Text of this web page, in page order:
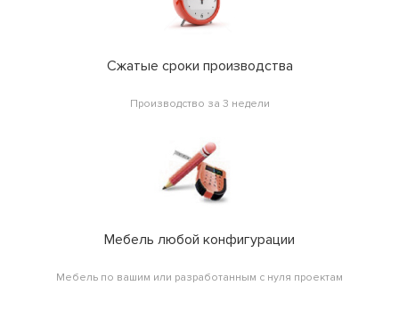
Сжатые сроки производства
Производство за 3 недели
Мебель любой конфигурации
Мебель по вашим или разработанным с нуля проектам